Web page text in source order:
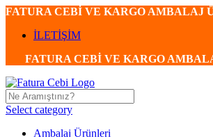
FATURA CEBİ VE KARGO AMBALAJ
İLETİŞİM
FATURA CEBİ VE KARGO
Select category
Ambalaj Ürünleri